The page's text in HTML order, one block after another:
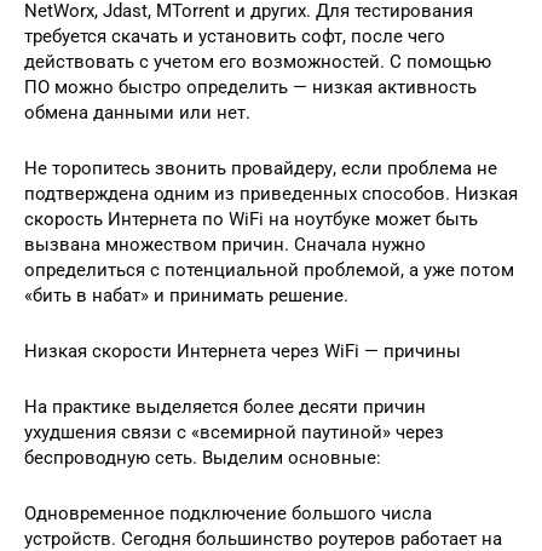
NetWorx, Jdast, MTorrent и других. Для тестирования
требуется скачать и установить софт, после чего
действовать с учетом его возможностей. С помощью
ПО можно быстро определить — низкая активность
обмена данными или нет.
Не торопитесь звонить провайдеру, если проблема не
подтверждена одним из приведенных способов. Низкая
скорость Интернета по WiFi на ноутбуке может быть
вызвана множеством причин. Сначала нужно
определиться с потенциальной проблемой, а уже потом
«бить в набат» и принимать решение.
Низкая скорости Интернета через WiFi — причины
На практике выделяется более десяти причин
ухудшения связи с «всемирной паутиной» через
беспроводную сеть. Выделим основные:
Одновременное подключение большого числа
устройств. Сегодня большинство роутеров работает на